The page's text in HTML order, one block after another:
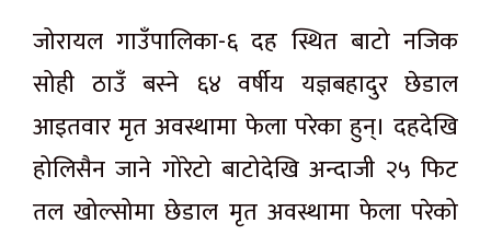
जोरायल गाउँपालिका-६ दह स्थित बाटो नजिक
सोही ठाउँ बस्ने ६४ वर्षीय यज्ञबहादुर छेडाल
आइतवार मृत अवस्थामा फेला परेका हुन्। दहदेखि
होलिसैन जाने गोरेटो बाटोदेखि अन्दाजी २५ फिट
तल खोल्सोमा छेडाल मृत अवस्थामा फेला परेको